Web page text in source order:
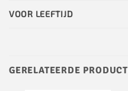
VOOR LEEFTIJD
GERELATEERDE